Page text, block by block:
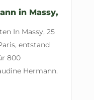
in Massy,
In Massy, 25
entstand
800
Hermann.